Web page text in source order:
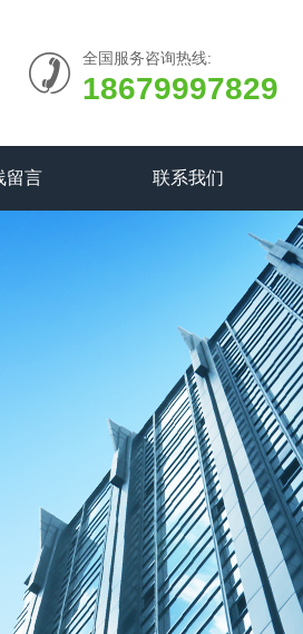
全国服务咨询热线:
18679997829
留言 联系我们